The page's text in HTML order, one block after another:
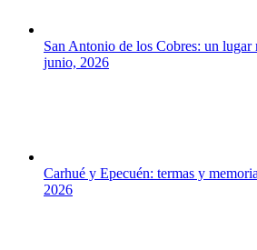
San Antonio de los Cobres: un lugar
junio, 2026
Carhué y Epecuén: termas y
2026